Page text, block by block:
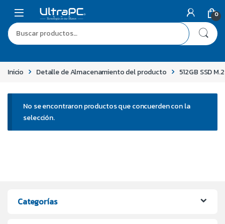
0
Inicio Detalle de Almacenamiento del producto 512GB SSD
No se encontraron productos que concuerden con la
selección.
Categorías